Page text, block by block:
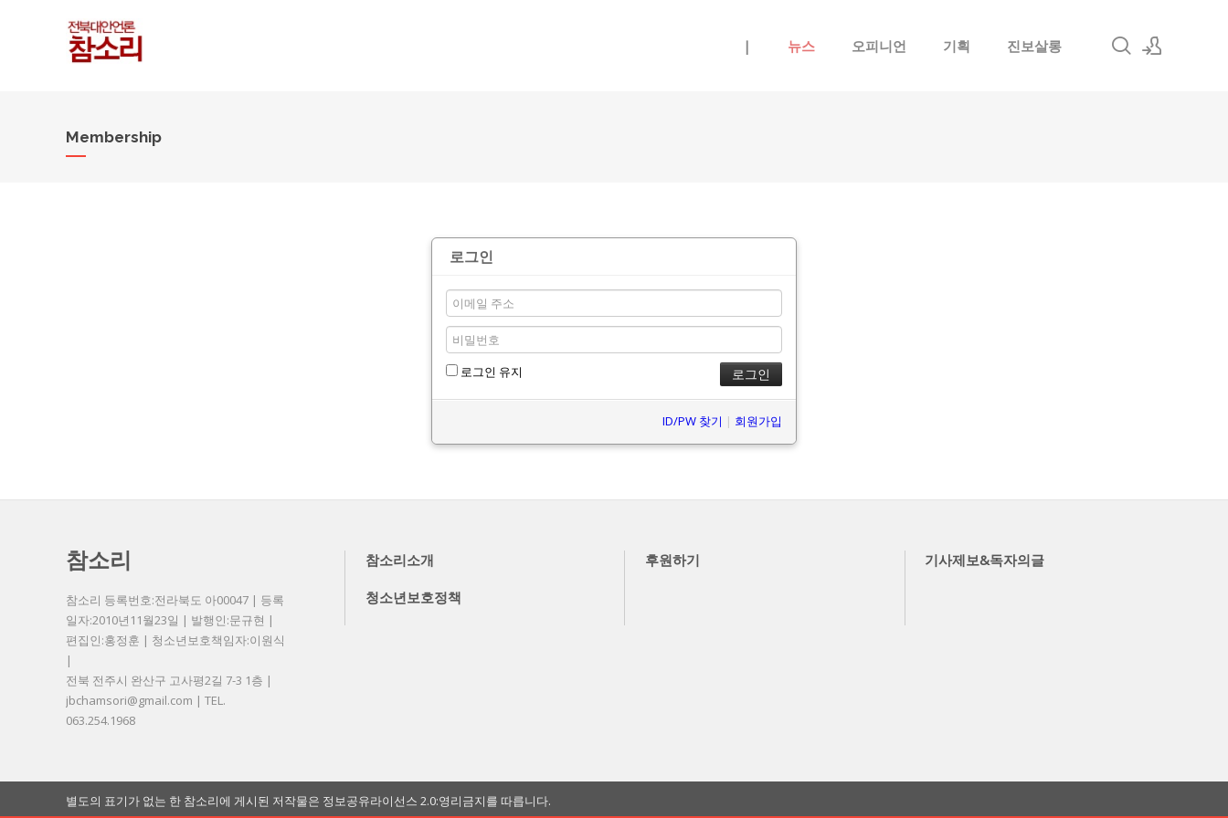
| 뉴스 오피니언 기획 진보살롱
Membership
로그인
로그인 유지
ID/PW 찾기 | 회원가입
참소리
참소리 등록번호:전라북도 아00047 | 등록
일자:2010년11월23일 | 발행인:문규현 |
편집인:홍정훈 | 청소년보호책임자:이원식
|
전북 전주시 완산구 고사평2길 7-3 1층 |
jbchamsori@gmail.com | TEL.
063.254.1968
참소리소개 후원하기 기사제보&독자의글
청소년보호정책
별도의 표기가 없는 한 참소리에 게시된 저작물은 정보공유라이선스 2.0:영리금지를 따릅니다.